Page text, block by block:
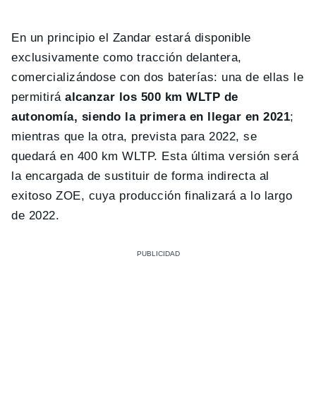
En un principio el Zandar estará disponible
exclusivamente como tracción delantera,
comercializándose con dos baterías: una de ellas le
permitiráalcanzar los 500 km WLTP de
autonomía, siendo la primera en llegar en 2021;
mientras que la otra, prevista para 2022, se
quedará en 400 km WLTP. Esta última versión será
la encargada de sustituir de forma indirecta al
exitoso ZOE, cuya producción finalizará a lo largo
de 2022.